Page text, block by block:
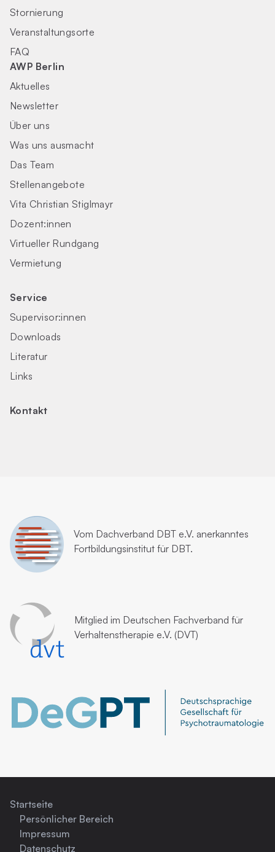
Stornierung
Veranstaltungsorte
FAQ
AWP Berlin
Aktuelles
Newsletter
Über uns
Was uns ausmacht
Das Team
Stellenangebote
Vita Christian Stiglmayr
Dozent:innen
Virtueller Rundgang
Vermietung
Service
Supervisor:innen
Downloads
Literatur
Links
Kontakt
Vom Dachverband DBT e.V. anerkanntes
Fortbildungsinstitut für DBT.
Mitglied im Deutschen Fachverband für
Verhaltenstherapie e.V. (DVT)
Startseite
Persönlicher Bereich
Impressum
Datenschutz